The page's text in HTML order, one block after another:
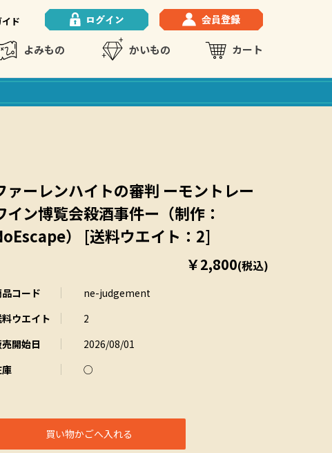
ド
よみもの かいもの カート
ァーレンハイトの審判 ーモントレー
イン博覧会殺酒事件ー（制作：
） [送料ウエイト：2]
￥2,800(税込)
コード
ne-judgement
ウエイト
2
売開始日
2026/08/01
○
買い物かごへ入れる